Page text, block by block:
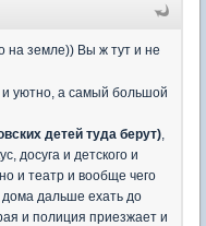
на земле)) Вы ж тут и не
и уютно, а самый большой
детей туда берут)
досуга и детского и
и театр и вообще чего
дома дальше ехать до
и полиция приезжает и